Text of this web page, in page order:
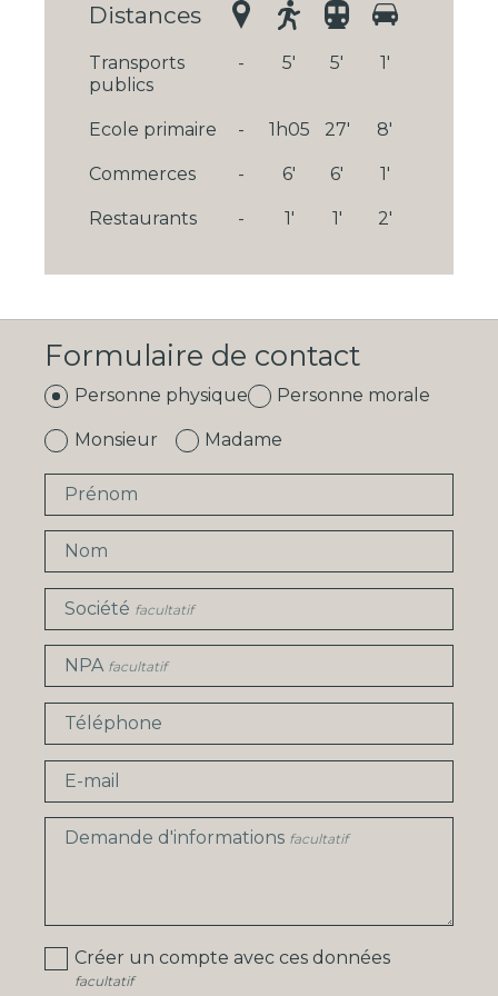
Distances
Transports
publics
- 5' 5' 1'
Ecole primaire - 1h05 27' 8'
Commerces - 6' 6' 1'
Restaurants - 1' 1' 2'
Formulaire de contact
Personne physique Personne morale
Monsieur Madame
Prénom
Nom
Société facultatif
NPA facultatif
Téléphone
E-mail
Demande d'informations facultatif
Créer un compte avec ces données
facultatif